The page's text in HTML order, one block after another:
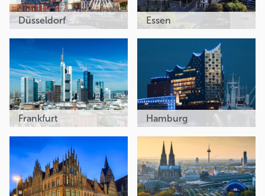
Düsseldorf Essen
Frankfurt Hamburg